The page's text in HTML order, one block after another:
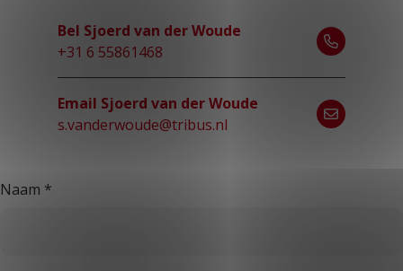
Bel Sjoerd van der Woude
+31 6 55861468
Email Sjoerd van der Woude
s.vanderwoude@tribus.nl
Naam *